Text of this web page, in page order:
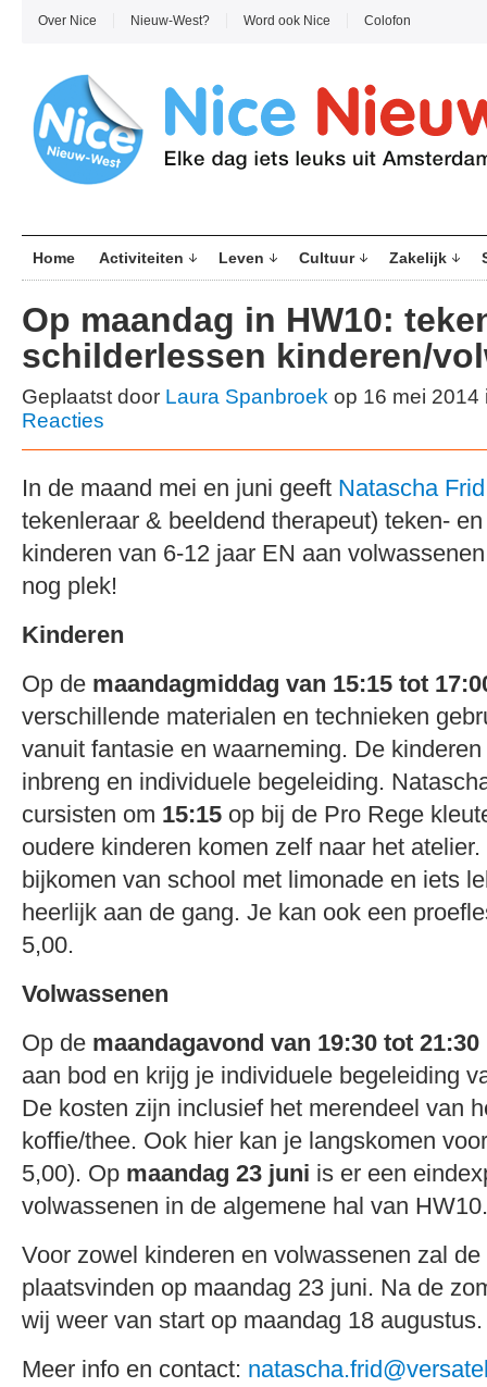
Over Nice Nieuw-West? Word ook Nice Colofon
Home Activiteiten Leven Cultuur Zakelijk
Op maandag in HW10:
schilderlessen kinderen/
Geplaatst door Laura Spanbroek op 16 mei
Reacties
In de maand mei en juni geeft Natascha Frid
tekenleraar & beeldend therapeut) teken-
kinderen van 6-12 jaar EN aan
nog plek!
Kinderen
Op de maandagmiddag van 15:15 tot
verschillende materialen en technieken
vanuit fantasie en waarneming. De
inbreng en individuele begeleiding.
cursisten om 15:15 op bij de Pro Rege
oudere kinderen komen zelf naar het
bijkomen van school met limonade en iets
heerlijk aan de gang. Je kan ook een
5,00.
Volwassenen
Op de maandagavond van 19:30 tot 21:30
aan bod en krijg je individuele begeleiding
De kosten zijn inclusief het merendeel van
koffie/thee. Ook hier kan je langskomen
5,00). Op maandag 23 juni is er een
volwassenen in de algemene hal van HW10.
Voor zowel kinderen en volwassenen zal
plaatsvinden op maandag 23 juni. Na de
wij weer van start op maandag 18 augustus.
Meer info en contact: